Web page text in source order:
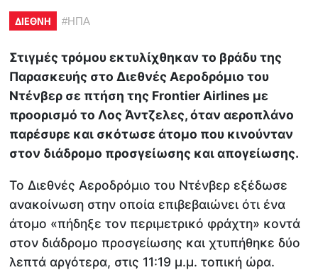
ΔΙΕΘΝΗ #ΗΠΑ
Στιγμές τρόμου εκτυλίχθηκαν το βράδυ της
Παρασκευής στο Διεθνές Αεροδρόμιο του
Ντένβερ σε πτήση της Frontier Airlines με
προορισμό το Λος Άντζελες, όταν αεροπλάνο
παρέσυρε και σκότωσε άτομο που κινούνταν
στον διάδρομο προσγείωσης και απογείωσης.
Το Διεθνές Αεροδρόμιο του Ντένβερ εξέδωσε
ανακοίνωση στην οποία επιβεβαιώνει ότι ένα
άτομο «πήδηξε τον περιμετρικό φράχτη» κοντά
στον διάδρομο προσγείωσης και χτυπήθηκε δύο
λεπτά αργότερα, στις 11:19 μ.μ. τοπική ώρα.